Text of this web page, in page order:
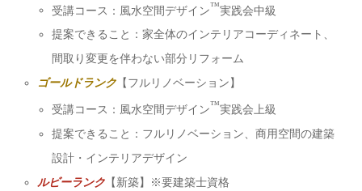
受講コース：風水空間デザイン™️実践会中級
提案できること：家全体のインテリアコーディネート、
間取り変更を伴わない部分リフォーム
ゴールドランク【フルリノベーション】
受講コース：風水空間デザイン™️実践会上級
提案できること：フルリノベーション、商用空間の建築
設計・インテリアデザイン
ルビーランク【新築】※要建築士資格